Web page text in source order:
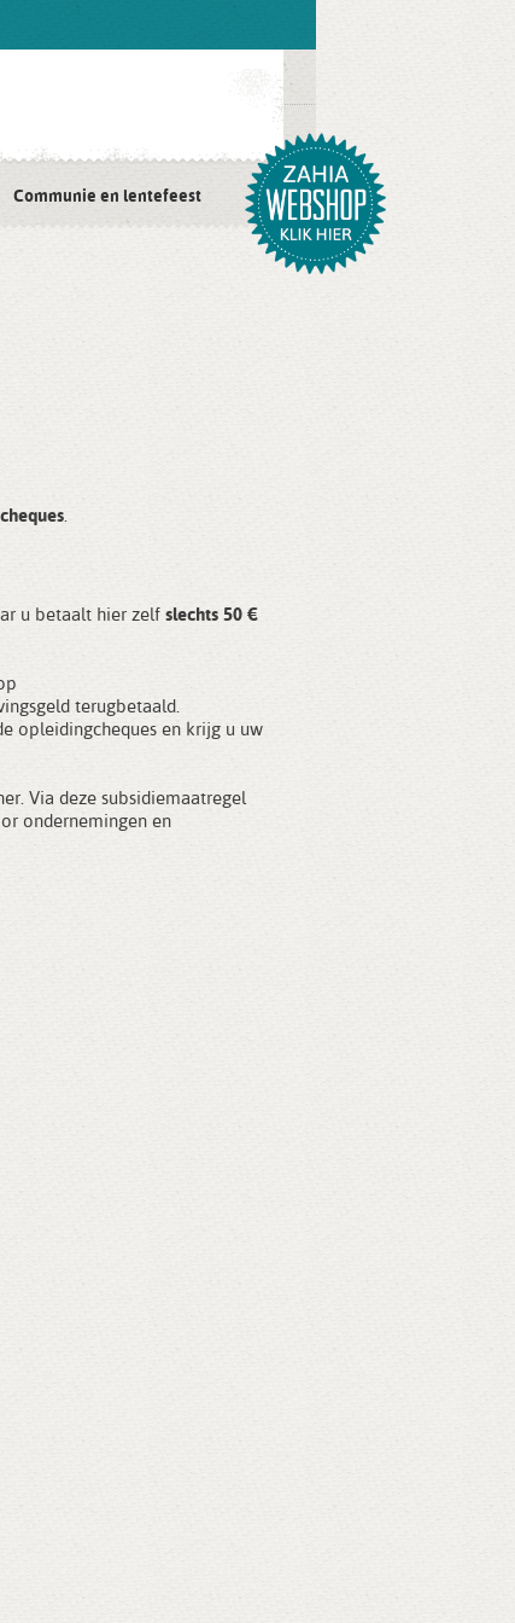
Communie en lentefeest
.
u betaalt hier zelf slechts 50 €
terugbetaald.
opleidingcheques en krijg u uw
Via deze subsidiemaatregel
ondernemingen en